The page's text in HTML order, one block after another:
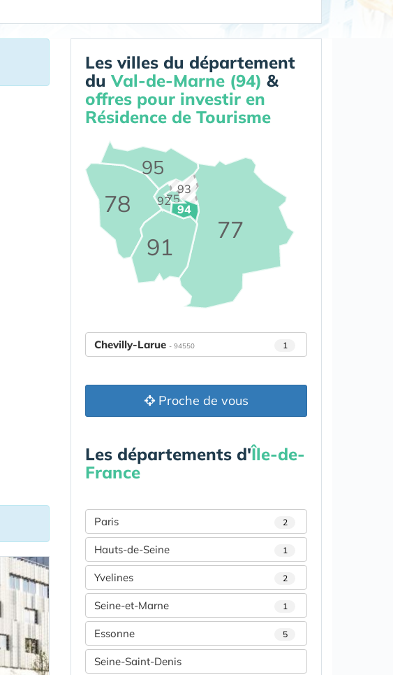
Les villes du département
duVal-de-Marne (94) &
offres pour investir en
Résidence de Tourisme
75
77
78
91
92
93
94
95
Chevilly-Larue - 94550 1
Proche de vous
Les départements d'Île-de-
France
Paris 2
Hauts-de-Seine 1
Yvelines 2
Seine-et-Marne 1
Essonne 5
Seine-Saint-Denis